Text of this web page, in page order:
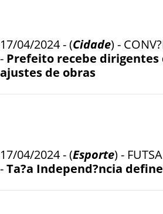
17/04/2024 - (Cidade) -
- Prefeito recebe dirigentes
ajustes de obras
17/04/2024 - (Esporte) -
-Ta?a Independ?ncia